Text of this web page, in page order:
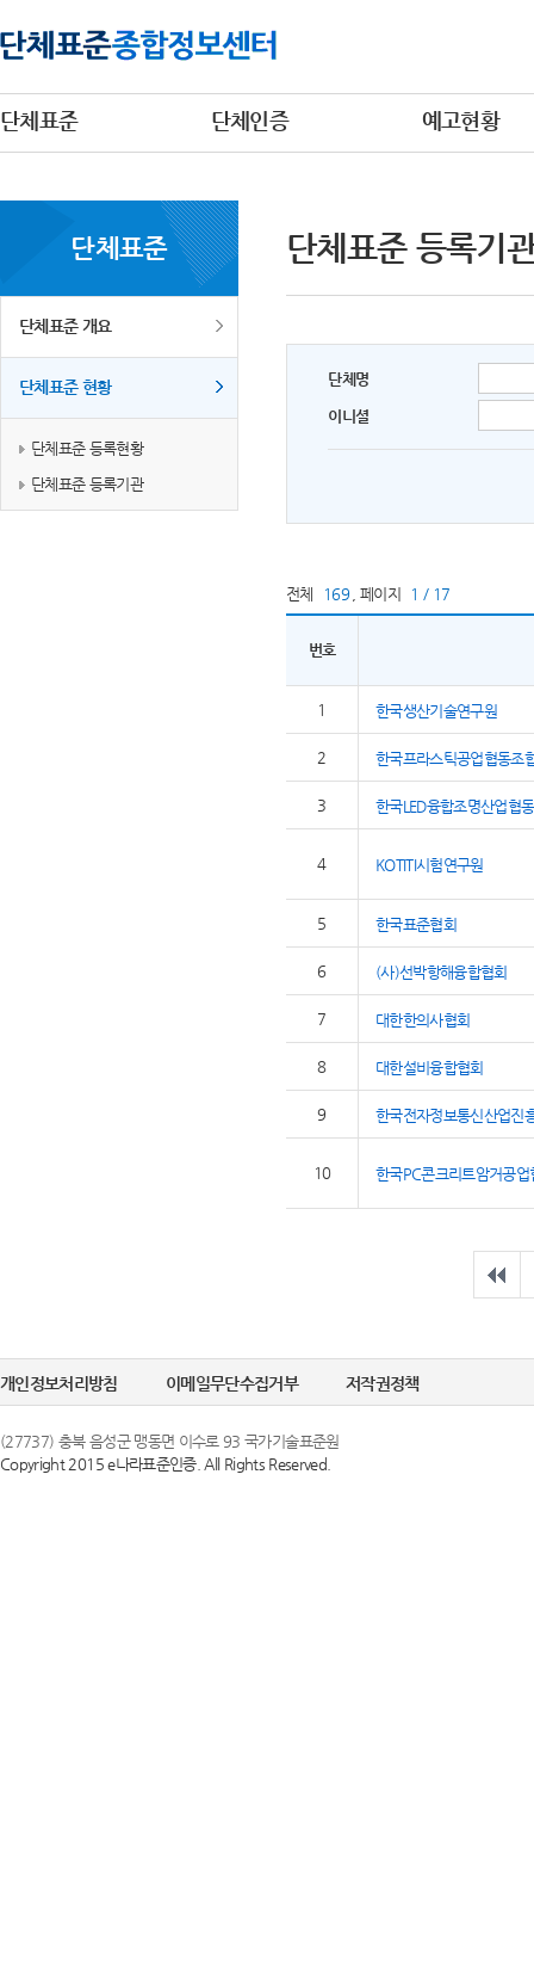
단체표준 단체인증 예고현황
단체표준
단체표준 개요
단체표준 현황
단체표준 등록현황
단체표준 등록기관
단체표준 등록기
단체명
이니셜
전체 169 페이지 1 / 17
번호
1 한국생산기술연구원
2 한국프라스틱공업협동조
3 한국LED융합조명산업협
4 KOTITI시험연구원
5 한국표준협회
6 (사)선박항해융합협회
7 대한한의사협회
8 대한설비융합협회
9 한국전자정보통신산업진
10 한국PC콘크리트암거공업
개인정보처리방침 이메일무단수집거부 저작권정책
(27737) 충북 음성군 맹동면 이수로 93 국가기술표준원
Copyright 2015 e나라표준인증. All Rights Reserved.